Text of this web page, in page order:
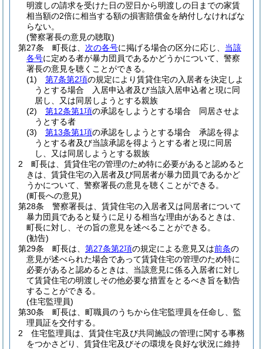
明渡しの請求を受けた日の翌日から明渡しの日までの家賃
相当額の2倍に相当する額の損害賠償金を納付しなければな
らない。
(警察署長の意見の聴取)
第27条
町長は、 次の各号に掲げる場合の区分に応じ、 当該
各号に定める者が暴力団員であるかどうかについて、警察
署長の意見を聴くことができる。
(1)
第7条第2項の規定により賃貸住宅の入居者を決定しよ
うとする場合 入居申込者及び当該入居申込者と現に同
居し、又は同居しようとする親族
(2)
第12条第1項の承認をしようとする場合 同居させよ
うとする者
(3)
第13条第1項の承認をしようとする場合 承認を得よ
うとする者及び当該承認を得ようとする者と現に同居
し、又は同居しようとする親族
2
町長は、賃貸住宅の管理のため特に必要があると認めると
きは、賃貸住宅の入居者及び同居者が暴力団員であるかど
うかについて、警察署長の意見を聴くことができる。
(町長への意見)
第28条
警察署長は、賃貸住宅の入居者又は同居者について
暴力団員であると疑うに足りる相当な理由があるときは、
町長に対し、その旨の意見を述べることができる。
(勧告)
第29条
町長は、 第27条第2項の規定による意見又は前条の
意見が述べられた場合であって賃貸住宅の管理のため特に
必要があると認めるときは、当該意見に係る入居者に対し
て賃貸住宅の明渡しその他必要な措置をとるべき旨を勧告
することができる。
(住宅監理員)
第30条
町長は、町職員のうちから住宅監理員を任命し、監
理員証を交付する。
2
住宅監理員は、賃貸住宅及び共同施設の管理に関する事務
をつかさどり、賃貸住宅及びその環境を良好な状況に維持